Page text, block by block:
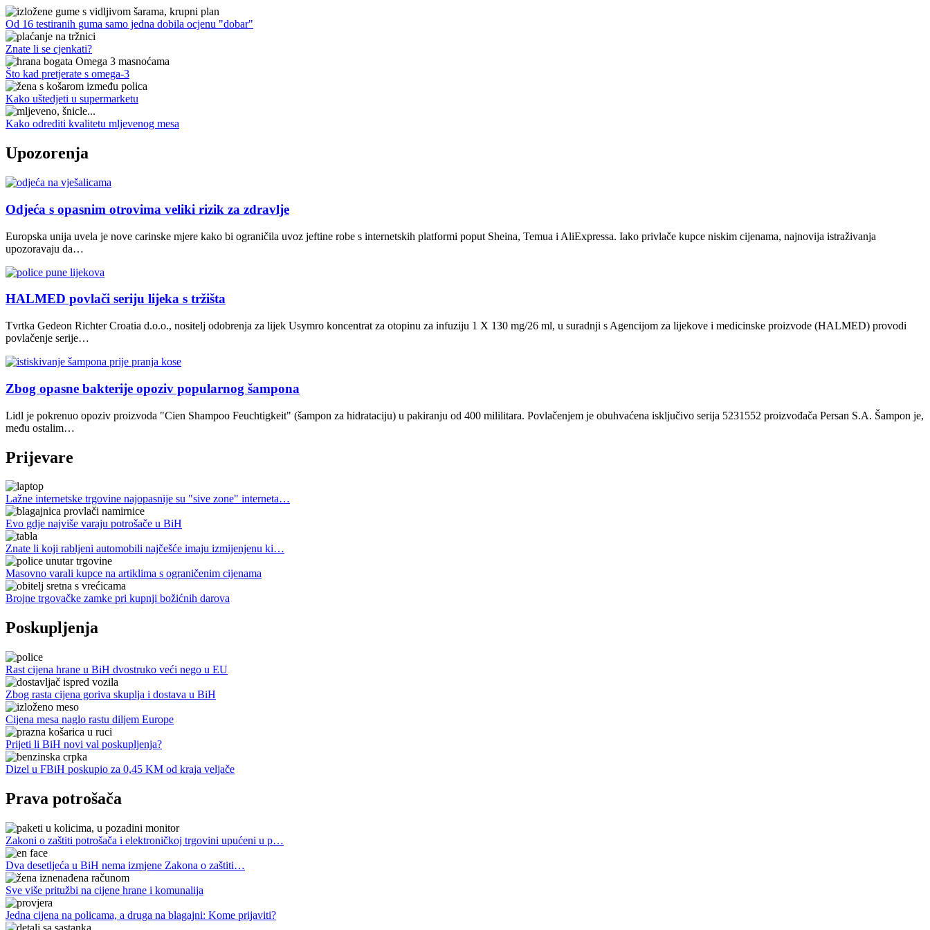
Od 16 testiranih guma samo jedna dobila ocjenu "dobar"
Znate li se cjenkati?
Što kad pretjerate s omega-3
Kako uštedjeti u supermarketu
Kako odrediti kvalitetu mljevenog mesa
Upozorenja
Odjeća s opasnim otrovima veliki rizik za zdravlje
Europska unija uvela je nove carinske mjere kako bi ograničila uvoz jeftine robe s internetskih platformi poput Sheina, Temua i AliExpressa. Iako privlače kupce niskim cijenama, najnovija istraživanja
upozoravaju da…
HALMED povlači seriju lijeka s tržišta
Tvrtka Gedeon Richter Croatia d.o.o., nositelj odobrenja za lijek Usymro koncentrat za otopinu za infuziju 1 X 130 mg/26 ml, u suradnji s Agencijom za lijekove i medicinske proizvode (HALMED) provodi
povlačenje serije…
Zbog opasne bakterije opoziv popularnog šampona
Lidl je pokrenuo opoziv proizvoda "Cien Shampoo Feuchtigkeit" (šampon za hidrataciju) u pakiranju od 400 mililitara. Povlačenjem je obuhvaćena isključivo serija 5231552 proizvođača Persan S.A. Šampon je,
među ostalim…
Prijevare
Lažne internetske trgovine najopasnije su "sive zone" interneta…
Evo gdje najviše varaju potrošače u BiH
Znate li koji rabljeni automobili najčešće imaju izmijenjenu ki…
Masovno varali kupce na artiklima s ograničenim cijenama
Brojne trgovačke zamke pri kupnji božićnih darova
Poskupljenja
Rast cijena hrane u BiH dvostruko veći nego u EU
Zbog rasta cijena goriva skuplja i dostava u BiH
Cijena mesa naglo rastu diljem Europe
Prijeti li BiH novi val poskupljenja?
Dizel u FBiH poskupio za 0,45 KM od kraja veljače
Prava potrošača
Zakoni o zaštiti potrošača i elektroničkoj trgovini upućeni u p…
Dva desetljeća u BiH nema izmjene Zakona o zaštiti…
Sve više pritužbi na cijene hrane i komunalija
Jedna cijena na policama, a druga na blagajni: Kome prijaviti?